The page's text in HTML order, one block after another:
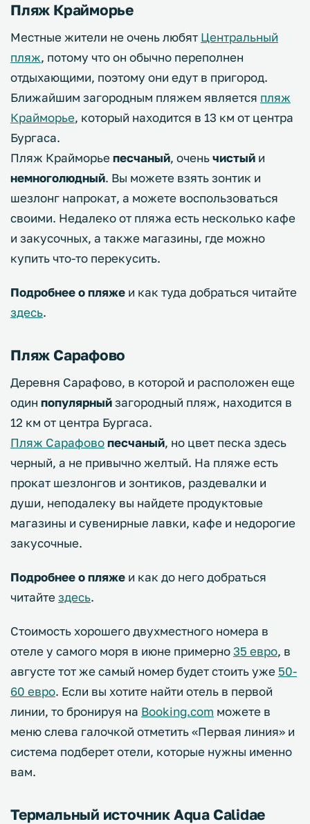
Пляж Крайморье
Местные жители не очень любят Центральный
пляж, потому что он обычно переполнен
отдыхающими, поэтому они едут в пригород.
Ближайшим загородным пляжем является пляж
Крайморье, который находится в 13 км от центра
Бургаса.
Пляж Крайморье песчаный, оченьчистый и
немноголюдный. Вы можете взять зонтик и
шезлонг напрокат, а можете воспользоваться
своими. Недалеко от пляжа есть несколько кафе
и закусочных, а также магазины, где можно
купить что-то перекусить.
Подробнее о пляже и как туда добраться читайте
здесь.
Пляж Сарафово
Деревня Сарафово, в которой и расположен еще
один популярныйзагородный пляж, находится в
12 км от центра Бургаса.
Пляж Сарафовопесчаный, но цвет песка здесь
черный, а не привычно желтый. На пляже есть
прокат шезлонгов и зонтиков, раздевалки и
души, неподалеку вы найдете продуктовые
магазины и сувенирные лавки, кафе и недорогие
закусочные.
Подробнее о пляже и как до него добраться
читайте здесь.
Стоимость хорошего двухместного номера в
отеле у самого моря в июне примерно35 евро, в
августе тот же самый номер будет стоить уже 50-
60 евро. Если вы хотите найти отель в первой
линии, то бронируя на Booking.com можете в
меню слева галочкой отметить «Первая линия» и
система подберет отели, которые нужны именно
вам.
Термальный источник Aqua Calidae